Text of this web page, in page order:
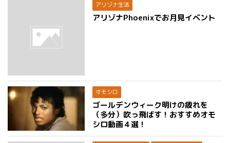
アリゾナ生活
アリゾナPhoenixでお月見イベント
オモシロ
ゴールデンウィーク明けの疲れを
（多分）吹っ飛ばす！おすすめオモ
シロ動画４選！